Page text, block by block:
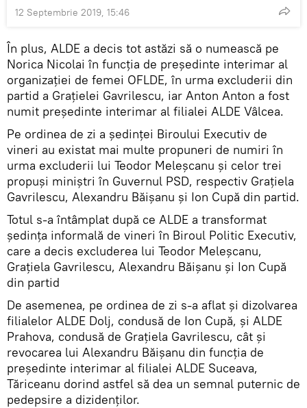
12 Septembrie 2019, 15:46
În plus, ALDE a decis tot astăzi să o numească pe
Norica Nicolai în funcţia de preşedinte interimar al
organizaţiei de femei OFLDE, în urma excluderii din
partid a Graţielei Gavrilescu, iar Anton Anton a fost
numit preşedinte interimar al filialei ALDE Vâlcea.
Pe ordinea de zi a şedinţei Biroului Executiv de
vineri au existat mai multe propuneri de numiri în
urma excluderii lui Teodor Meleşcanu şi celor trei
propuşi miniştri în Guvernul PSD, respectiv Graţiela
Gavrilescu, Alexandru Băişanu şi Ion Cupă din partid.
Totul s-a întâmplat după ce ALDE a transformat
şedinţa informală de vineri în Biroul Politic Executiv,
care a decis excluderea lui Teodor Meleşcanu,
Graţiela Gavrilescu, Alexandru Băişanu şi Ion Cupă
din partid
De asemenea, pe ordinea de zi s-a aflat şi dizolvarea
filialelor ALDE Dolj, condusă de Ion Cupă, şi ALDE
Prahova, condusă de Graţiela Gavrilescu, cât şi
revocarea lui Alexandru Băişanu din funcţia de
preşedinte interimar al filialei ALDE Suceava,
Tăriceanu dorind astfel să dea un semnal puternic de
pedepsire a dizidenților.